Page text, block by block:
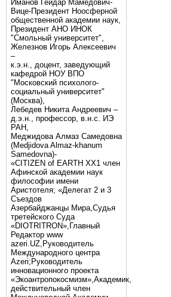
Иманов Гейдар Мамедович-
Вице-Президент Ноосферной
общественной академии наук,
Президент АНО ИНОК
"Смольный университет",
Железнов Игорь Алексеевич
–
к.э.н., доцент, заведующий
кафедрой НОУ ВПО
"Московский психолого-
социальный университет"
(Москва),
Лебедев Никита Андреевич –
д.э.н., профессор, в.н.с. ИЭ
РАН,
Меджидова Алмаз Самедовна
(Medjidova Almaz-khanum
Samedovna)-
«CITIZEN of EARTH XX1 член
Афинской академии наук
философии имени
Аристотеля; «Делегат 2 и 3
Съездов
Азербайджанцы Мира,Судья
третейского Суда
«DIOTRITRON»,Главный
Редактор www
azeri.UZ,Руководитель
Международного центра
Аzeri;Руководитель
инновационного проекта
«Экоантропокосмизм»,Академик,
действительный член